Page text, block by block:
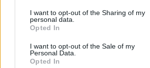
I want to opt-out of the Sharing of my
personal data.
Opted In
I want to opt-out of the Sale of my
Personal Data.
Opted In
Interna, Cattani.
Sono invece percorribili e accessibili le strade
suddetto perimetro, e i parcheggi prospicienti.